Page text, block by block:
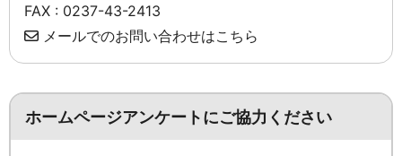
FAX : 0237-43-2413
メールでのお問い合わせはこちら
ホームページアンケートにご協力ください